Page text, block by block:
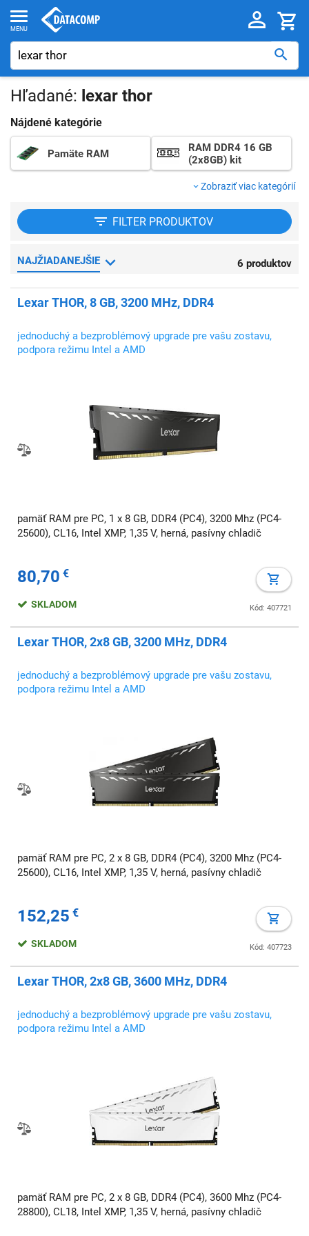
Hľadané: lexar thor
Nájdené kategórie
Pamäte RAM
RAM DDR4 16 GB
(2x8GB) kit
Zobraziť viac kategórií
FILTER PRODUKTOV
NAJŽIADANEJŠIE 6 produktov
Lexar THOR, 8 GB, 3200 MHz, DDR4
jednoduchý a bezproblémový upgrade pre vašu zostavu,
podpora režimu Intel a AMD
pamäť RAM pre PC, 1 x 8 GB, DDR4 (PC4), 3200 Mhz (PC4-
25600), CL16, Intel XMP, 1,35 V, herná, pasívny chladič
80,70 €
Kód: 407721
SKLADOM
Lexar THOR, 2x8 GB, 3200 MHz, DDR4
jednoduchý a bezproblémový upgrade pre vašu zostavu,
podpora režimu Intel a AMD
pamäť RAM pre PC, 2 x 8 GB, DDR4 (PC4), 3200 Mhz (PC4-
25600), CL16, Intel XMP, 1,35 V, herná, pasívny chladič
152,25 €
Kód: 407723
SKLADOM
Lexar THOR, 2x8 GB, 3600 MHz, DDR4
jednoduchý a bezproblémový upgrade pre vašu zostavu,
podpora režimu Intel a AMD
pamäť RAM pre PC, 2 x 8 GB, DDR4 (PC4), 3600 Mhz (PC4-
28800), CL18, Intel XMP, 1,35 V, herná, pasívny chladič